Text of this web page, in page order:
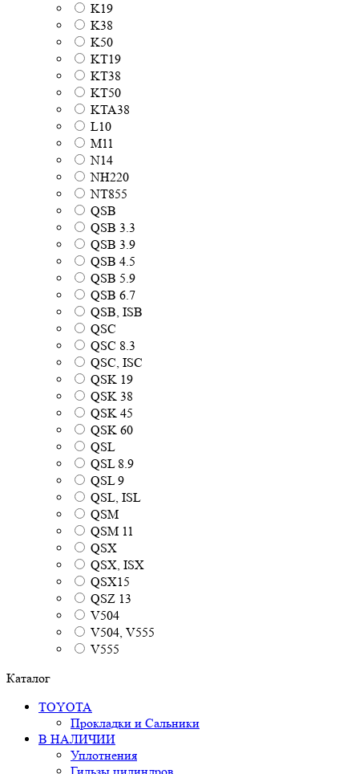
K19
K38
K50
KT19
KT38
KT50
KTA38
L10
M11
N14
NH220
NT855
QSB
QSB 3.3
QSB 3.9
QSB 4.5
QSB 5.9
QSB 6.7
QSB, ISB
QSC
QSC 8.3
QSC, ISC
QSK 19
QSK 38
QSK 45
QSK 60
QSL
QSL 8.9
QSL 9
QSL, ISL
QSM
QSM 11
QSX
QSX, ISX
QSX15
QSZ 13
V504
V504, V555
V555
Каталог
TOYOTA
Прокладки и Сальники
В НАЛИЧИИ
Уплотнения